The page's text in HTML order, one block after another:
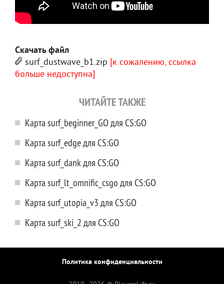
Скачать файл
surf_dustwave_b1.zip [к сожалению, ссылка
больше недоступна]
ЧИТАЙТЕ ТАКЖЕ
Карта surf_beginner_GO для CS:GO
Карта surf_edge для CS:GO
Карта surf_dank для CS:GO
Карта surf_lt_omnific_csgo для CS:GO
Карта surf_utopia_v3 для CS:GO
Карта surf_ski_2 для CS:GO
Политика конфиденциальности